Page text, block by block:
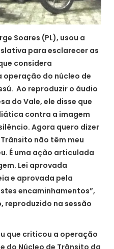
Soares (PL), usou a
para esclarecer as
considera
operação do núcleo de
Ao reproduzir o áudio
do Vale, ele disse que
contra a imagem
Agora quero dizer
não têm meu
É uma ação articulada
Lei aprovada
e aprovada pela
encaminhamentos”,
reproduzido na sessão
que criticou a operação
do Núcleo de Trânsito da